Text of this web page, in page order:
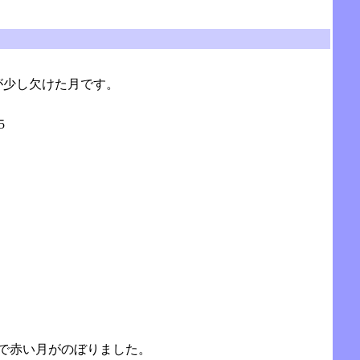
し欠けた月です。
い月がのぼりました。